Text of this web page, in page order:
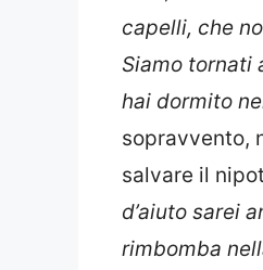
capelli, che
Siamo tornati
hai dormito
sopravvento,
salvare il
d’aiuto sarei
rimbomba